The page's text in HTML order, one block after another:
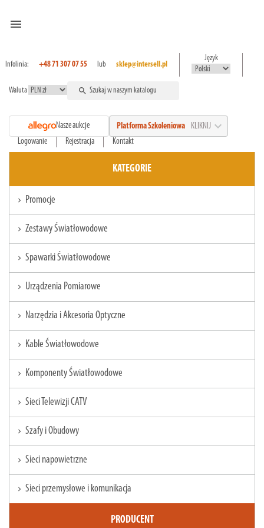
menu
Infolinia: +48 71 307 07 55 lub sklep@intersell.pl
Język
Waluta search
Nasze aukcje Platforma Szkoleniowa KLIKNIJ expand_more
Logowanie Rejestracja Kontakt
KATEGORIE
chevron_right Promocje
chevron_right Zestawy Światłowodowe
chevron_right Spawarki Światłowodowe
chevron_right Urządzenia Pomiarowe
chevron_right Narzędzia i Akcesoria Optyczne
chevron_right Kable Światłowodowe
chevron_right Komponenty Światłowodowe
chevron_right Sieci Telewizji CATV
chevron_right Szafy i Obudowy
chevron_right Sieci napowietrzne
chevron_right Sieci przemysłowe i komunikacja
PRODUCENT